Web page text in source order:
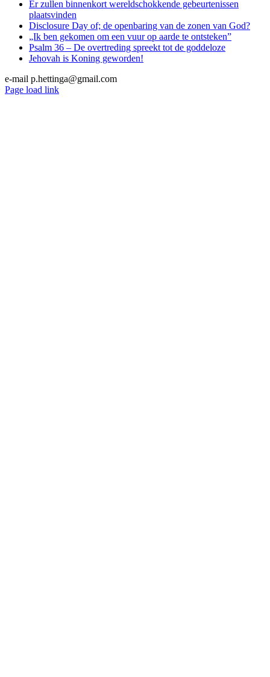
Er zullen binnenkort wereldschokkende gebeurtenissen
plaatsvinden
Disclosure Day of; de openbaring van de zonen van God?
„Ik ben gekomen om een vuur op aarde te ontsteken”
Psalm 36 – De overtreding spreekt tot de goddeloze
Jehovah is Koning geworden!
e-mail p.hettinga@gmail.com
X
YouTube
Blogger
Facebook
Instagram
SoundCloud
Email
Page load link